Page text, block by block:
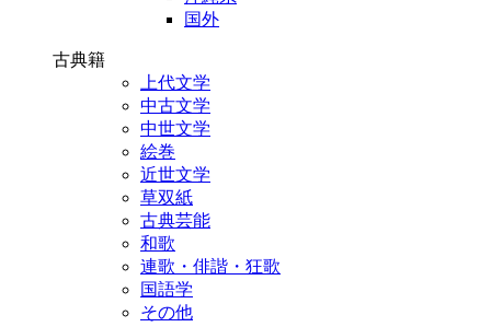
国外
古典籍
上代文学
中古文学
中世文学
絵巻
近世文学
草双紙
古典芸能
和歌
連歌・俳諧・狂歌
国語学
その他